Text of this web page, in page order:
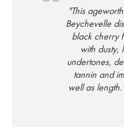
"This
Beychevelle
black cherry
with dusty,
undertones,
tannin and
well as